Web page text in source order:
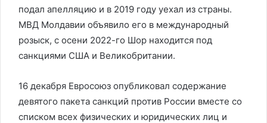
подал апелляцию и в 2019 году уехал из страны.
МВД Молдавии объявило его в международный
розыск, с осени 2022-го Шор находится под
санкциями США и Великобритании.
16 декабря Евросоюз опубликовал содержание
девятого пакета санкций против России вместе со
списком всех физических и юридических лиц и